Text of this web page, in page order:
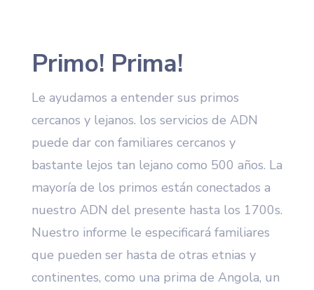
Primo! Prima!
Le ayudamos a entender sus primos
cercanos y lejanos. los servicios de ADN
puede dar con familiares cercanos y
bastante lejos tan lejano como 500 años. La
mayoría de los primos están conectados a
nuestro ADN del presente hasta los 1700s.
Nuestro informe le especificará familiares
que pueden ser hasta de otras etnias y
continentes, como una prima de Angola, un